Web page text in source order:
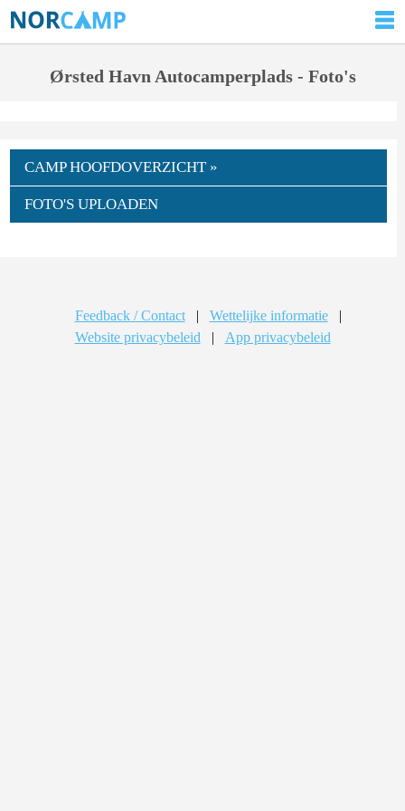
Ørsted Havn Autocamperplads - Foto's
CAMP HOOFDOVERZICHT »
FOTO'S UPLOADEN
Feedback / Contact | Wettelijke informatie
|
Website privacybeleid
| App privacybeleid